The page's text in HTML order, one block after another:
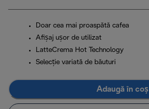
Doar cea mai proaspătă cafea
Afișaj ușor de utilizat
LatteCrema Hot Technology
Selecție variată de băuturi
Adaugă în coș